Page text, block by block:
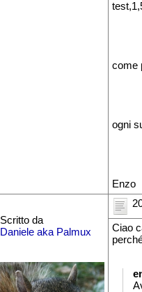
come
ogni
Enzo
Scritto da
Daniele aka Palmux
Ciao